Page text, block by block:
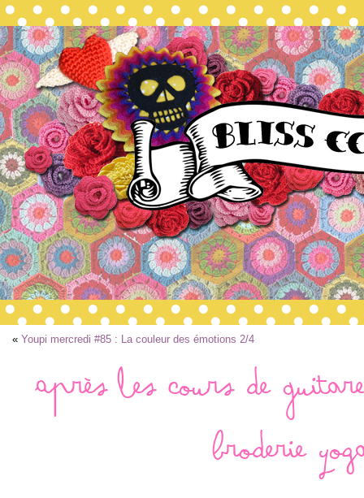
« Youpi mercredi #85 : La couleur des émotions 2/4
Après les cours de
Broderie